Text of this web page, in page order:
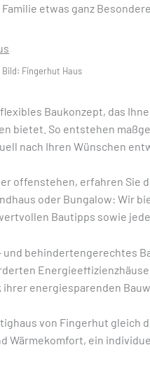
etwas ganz
Fingerhut Haus
Baukonzept, das
bietet. So entstehen
nach Ihren Wünschen
offenstehen, erfahren Sie
oder Bungalow: Wir
Bautipps sowie
behindertengerechtes
energiesparenden
von Fingerhut gleich
Wärmekomfort, ein